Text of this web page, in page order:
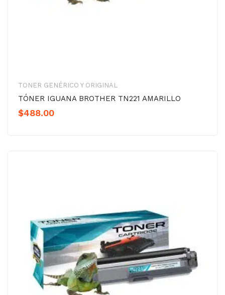
TONER GENÉRICO Y ORIGINAL
TÓNER IGUANA BROTHER TN221 AMARILLO
$488.00